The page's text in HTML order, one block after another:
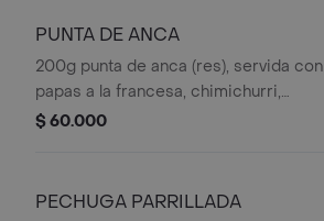
PUNTA DE ANCA
200g punta de anca (res), servida con
papas a la francesa, chimichurri,
guacamole y salsa de la casa.
$ 60.000
PECHUGA PARRILLADA